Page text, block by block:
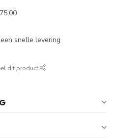
snelle levering
dit product